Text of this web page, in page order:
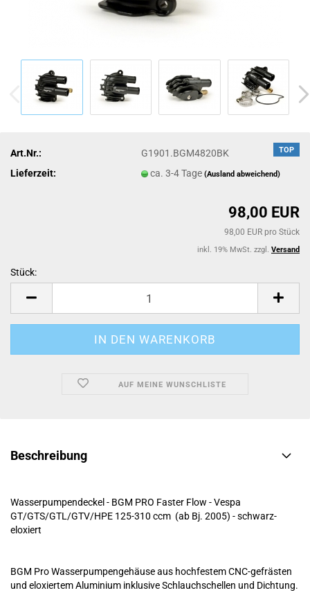
TOP
Art.Nr.:
G1901.BGM4820BK
Lieferzeit:
ca. 3-4 Tage(Ausland abweichend)
98,00 EUR
98,00 EUR pro Stück
inkl. 19% MwSt. zzgl. Versand
Stück:
AUF MEINE WUNSCHLISTE
Beschreibung
Wasserpumpendeckel - BGM PRO Faster Flow - Vespa
GT/GTS/GTL/GTV/HPE 125-310 ccm (ab Bj. 2005) - schwarz-
eloxiert
BGM Pro Wasserpumpengehäuse aus hochfestem CNC-gefrästen
und eloxiertem Aluminium inklusive Schlauchschellen und Dichtung.